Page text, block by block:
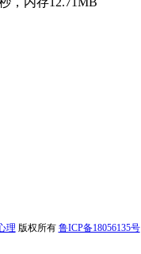
理 版权所有 鲁ICP备18056135号